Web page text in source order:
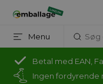
Menu
Betal med EAN,
Ingen fordyrende